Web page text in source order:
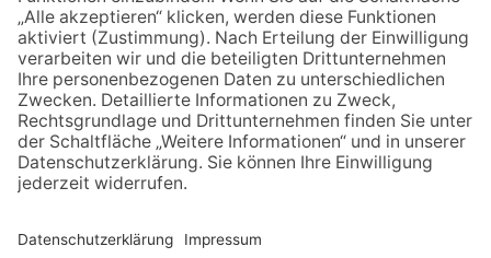
06.08.2026
Gewinnspiel zum Start ins
Schuljahr
06.08.2026
„Rock auf der Burg“ lässt
Königstein beben
06.08.2026
Klinikforum zum Thema
Karpaltunnelsyndrom